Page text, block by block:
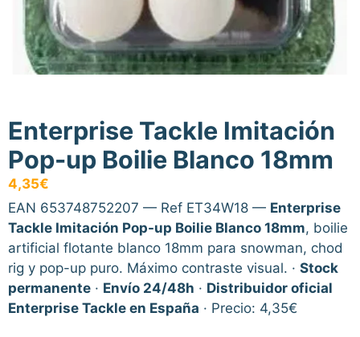
Enterprise Tackle Imitación
Pop-up Boilie Blanco 18mm
4,35€
EAN 653748752207 — Ref ET34W18 — Enterprise
Tackle Imitación Pop-up Boilie Blanco 18mm, boilie
artificial flotante blanco 18mm para snowman, chod
rig y pop-up puro. Máximo contraste visual. · Stock
permanente · Envío 24/48h · Distribuidor oficial
Enterprise Tackle en España · Precio: 4,35€